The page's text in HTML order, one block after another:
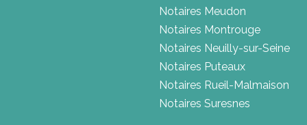
Notaires Meudon
Notaires Montrouge
Notaires Neuilly-sur-Seine
Notaires Puteaux
Notaires Rueil-Malmaison
Notaires Suresnes